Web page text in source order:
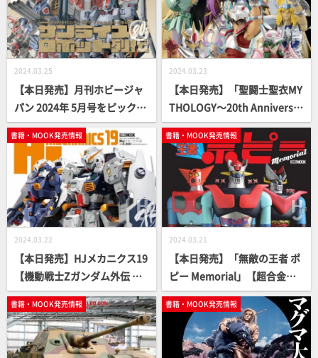
2024.03.25
【本日発売】月刊ホビージャ
パン 2024年 5月号をピックア
ップ！
2024.03.23
【本日発売】「聖闘士聖衣MY
THOLOGY～20th Anniversar
y Edition～」【聖闘士星矢】
書籍・MOOK発売情報
2024.03.22
【本日発売】HJメカニクス19
【機動戦士Zガンダム外伝 ア
ドバンス・オブ・Z ティター
ンズの旗のもとに】
書籍・MOOK発売情報
2024.03.21
【本日発売】「無敵の王者 ポ
ピー Memorial」【超合金、
ジャンボマシンダー】
書籍・MOOK発売情報 書籍・MOOK発売情報